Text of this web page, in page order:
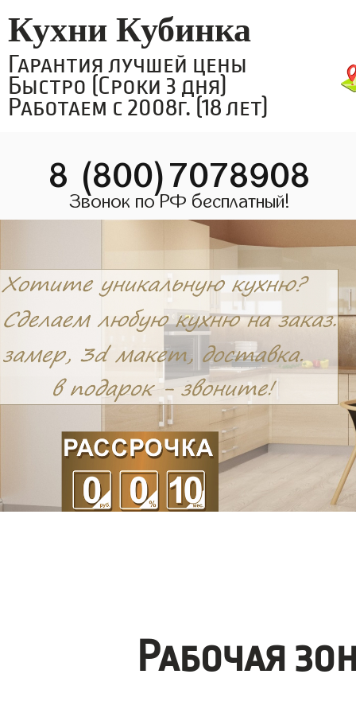
Кухни Кубинка
Гарантия лучшей цены
Быстро (Сроки 3 дня)
Работаем с 2008г. (18 лет)
8 (800)7078908
Звонок по РФ бесплатный!
Рабочая